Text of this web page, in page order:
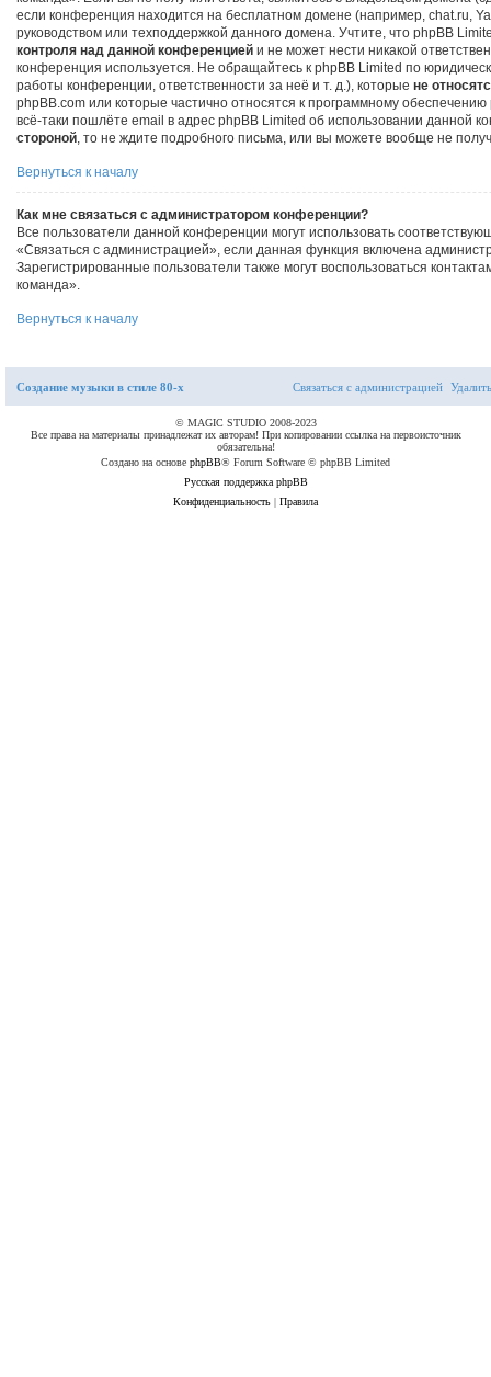
если конференция находится на бесплатном домене (например, chat.ru,
руководством или техподдержкой данного домена. Учтите, что phpBB
контроля над данной конференцией и не может нести никакой
конференция используется. Не обращайтесь к phpBB Limited по
работы конференции, ответственности за неё и т. д.), которые не
phpBB.com или которые частично относятся к программному
всё-таки пошлёте email в адрес phpBB Limited об использовании данной
стороной, то не ждите подробного письма, или вы можете вообще не
Вернуться к началу
Как мне связаться с администратором конференции?
Все пользователи данной конференции могут использовать
«Связаться с администрацией», если данная функция включена
Зарегистрированные пользователи также могут воспользоваться
команда».
Вернуться к началу
Создание музыки в стиле 80-х
Связаться с
Связаться с администрацией
© MAGIC STUDIO 2008-2023
Все права на материалы принадлежат их авторам! При копировании ссылка на первоисточник
обязательна!
Создано на основе phpBB® Forum Software © phpBB Limited
Русская поддержка phpBB
Конфиденциальность
Правила